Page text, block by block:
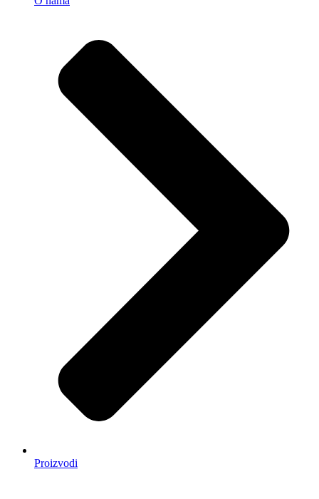
Proizvodi